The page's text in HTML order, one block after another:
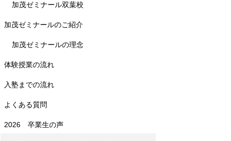
加茂ゼミナール双葉校
加茂ゼミナールのご紹介
加茂ゼミナールの理念
体験授業の流れ
入塾までの流れ
よくある質問
2026 卒業生の声